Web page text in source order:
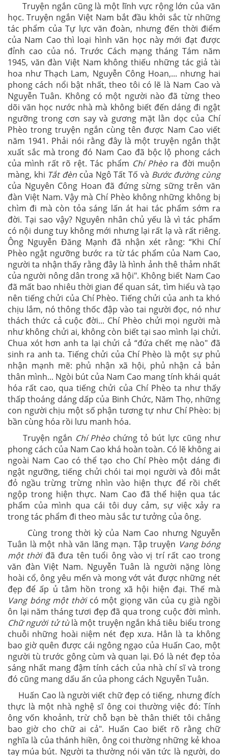
Truyện ngắn cũng là một lĩnh vực rộng lớn của văn
học. Truyện ngắn Việt Nam bắt đầu khởi sắc từ những
tác phẩm của Tự lực văn đoàn, nhưng đến thời điểm
của Nam Cao thì loại hình văn học này mới đạt được
đỉnh cao của nó. Trước Cách mạng tháng Tám năm
1945, văn đàn Việt Nam không thiếu những tác giả tài
hoa như Thạch Lam, Nguyễn Công Hoan,... nhưng hai
phong cách nổi bật nhất, theo tôi có lẽ là Nam Cao và
Nguyễn Tuân. Không có một người nào đã từng theo
dõi văn học nước nhà mà không biết đến dáng đi ngật
ngưỡng trong cơn say và gương mặt lằn dọc của Chí
Phèo trong truyện ngắn cùng tên được Nam Cao viết
năm 1941. Phải nói rằng đây là một truyện ngắn thật
xuất sắc mà trong đó Nam Cao đã bộc lộ phong cách
của mình rất rõ rệt. Tác phẩm Chí Phèo ra đời muộn
màng, khi Tắt đèn của Ngô Tất Tố và Bước đường cùng
của Nguyên Công Hoan đã đứng sừng sững trên văn
đàn Việt Nam. Vậy mà Chí Phèo không những không bị
chìm đi mà còn tỏa sáng lấn át hai tác phẩm sớm ra
đời. Tại sao vậy? Nguyên nhân chủ yếu là vì tác phẩm
có nội dung tuy không mới nhưng lại rất lạ và rất riêng.
Ông Nguyễn Đăng Mạnh đã nhận xét rằng: “Khi Chí
Phèo ngật ngưỡng bước ra từ tác phẩm của Nam Cao,
người ta nhận thấy rằng đây là hình ảnh thê thảm nhất
của người nông dân trong xã hội". Không biết Nam Cao
đã mất bao nhiêu thời gian để quan sát, tìm hiểu và tạo
nên tiếng chửi của Chí Phèo. Tiếng chửi của anh ta khó
chịu lắm, nó thông thốc đập vào tai người đọc, nó như
thách thức cả cuộc đời... Chí Phèo chửi mọi người mà
như không chửi ai, không còn biết tại sao mình lại chửi.
Chua xót hơn anh ta lại chửi cả “đứa chết mẹ nào" đã
sinh ra anh ta. Tiếng chửi của Chí Phèo là một sự phủ
nhận mạnh mẽ: phủ nhận xã hội, phủ nhận cả bản
thân mình... Ngòi bút của Nam Cao mang tính khái quát
hóa rất cao, qua tiếng chửi của Chí Phèo ta như thấy
thấp thoáng dáng dấp của Binh Chức, Năm Thọ, những
con người chịu một số phận tương tự như Chí Phèo: bị
bần cùng hóa rồi lưu manh hóa.
Truyện ngắn Chí Phèo chứng tỏ bút lực cũng như
phong cách của Nam Cao khá hoàn toàn. Có lẽ không ai
ngoài Nam Cao có thể tạo cho Chí Phèo một dáng đi
ngật ngưỡng, tiếng chửi chói tai mọi người và đôi mắt
đỏ ngầu trừng trừng nhìn vào hiện thực để rồi chết
ngộp trong hiện thực. Nam Cao đã thể hiện qua tác
phẩm của mình qua cái tôi duy cảm, sự việc xảy ra
trong tác phẩm đi theo màu sắc tư tưởng của ông.
Cùng trong thời kỳ của Nam Cao nhưng Nguyễn
Tuân là một nhà văn lãng mạn. Tập truyện Vang bóng
một thờiđã đưa tên tuổi ông vào vị trí rất cao trong
văn đàn Việt Nam. Nguyễn Tuân là người nặng lòng
hoài cổ, ông yêu mến và mong vớt vát được những nét
đẹp để ấp ủ tâm hồn trong xã hội hiện đại. Thế mà
Vang bóng một thờicó một giọng văn của cụ già ngồi
ôn lại năm tháng tươi đẹp đã qua trong cuộc đời mình.
Chữ người tử tùlà một truyện ngắn khá tiêu biểu trong
chuỗi những hoài niệm nét đẹp xưa. Hẳn là ta không
bao giờ quên được cái ngông ngạo của Huấn Cao, một
người tù trước gông cùm và quan lại. Đó là nét đẹp tỏa
sáng nhất mang đậm tính cách của nhà chí sĩ và trong
đó cũng mang dấu ấn của phong cách Nguyễn Tuân.
Huấn Cao là người viết chữ đẹp có tiếng, nhưng đích
thực là một nhà nghệ sĩ ông coi thường việc đó: Tính
ông vốn khoảnh, trừ chỗ bạn bè thân thiết tôi chẳng
bao giờ cho chữ ai cả". Huấn Cao biết rõ rằng chữ
nghĩa là của thánh hiền, ông coi thường những kẻ khoa
tay múa bút. Người ta thường nói văn tức là người, do